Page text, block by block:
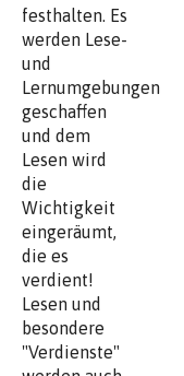
festhalten. Es
werden Lese-
und
Lernumgebungen
geschaffen
und dem
Lesen wird
die
Wichtigkeit
eingeräumt,
die es
verdient!
Lesen und
besondere
"Verdienste"